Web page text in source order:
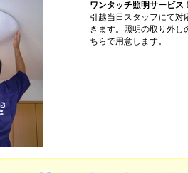
ワンタッチ照明サービス！
引越当日スタッフにて対
きます。照明の取り外し
ちらで用意します。